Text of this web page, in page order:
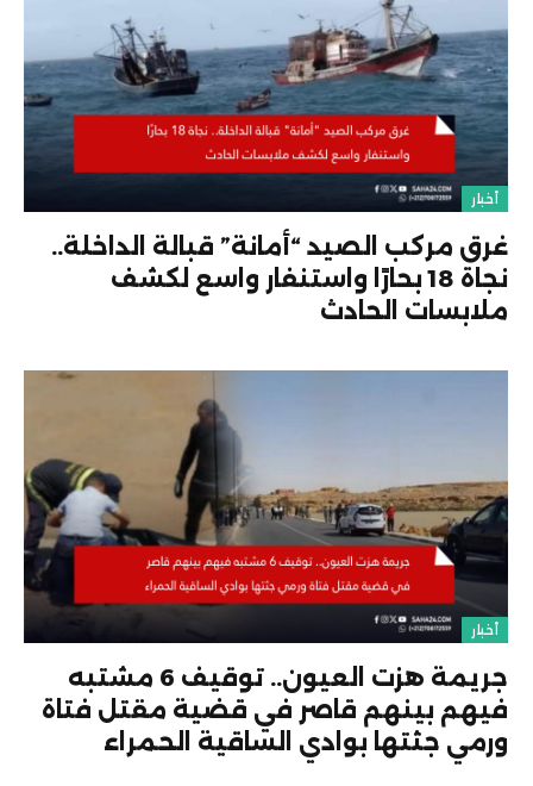
أخبار
غرق مركب الصيد “أمانة” قبالة الداخلة..
نجاة 18 بحارًا واستنفار واسع لكشف
ملابسات الحادث
أخبار
جريمة هزت العيون.. توقيف 6 مشتبه
فيهم بينهم قاصر في قضية مقتل فتاة
ورمي جثتها بوادي الساقية الحمراء